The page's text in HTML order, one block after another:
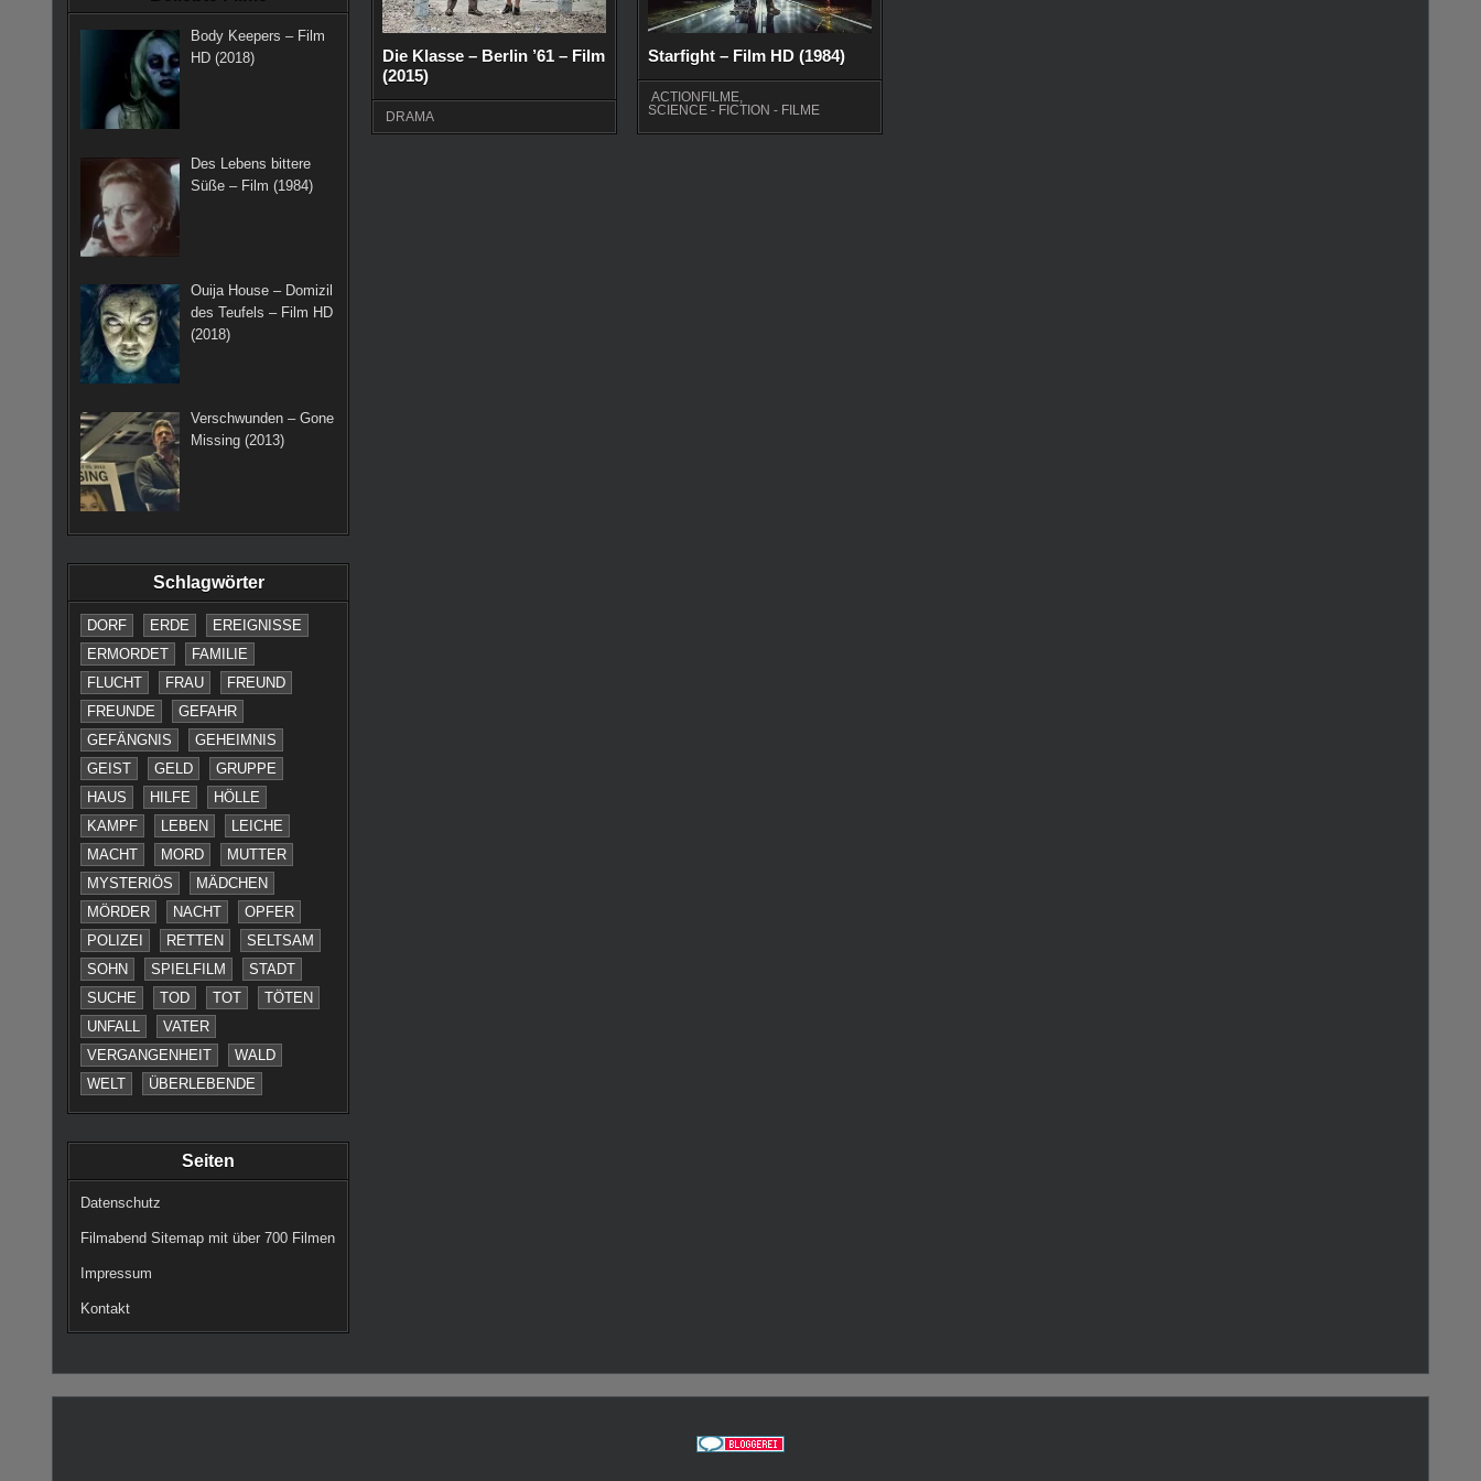
a
m
s
t
Body Keepers – Film
HD (2018)
Des Lebens bittere
Süße – Film (1984)
Ouija House – Domizil
des Teufels – Film HD
(2018)
Verschwunden – Gone
Missing (2013)
Schlagwörter
DORF ERDE
EREIGNISSE
ERMORDET
FAMILIE
FLUCHT
FRAU
FREUND
FREUNDE
GEFAHR
GEFÄNGNIS
GEHEIMNIS
GEIST
GELD
GRUPPE
HAUS
HILFE
HÖLLE
KAMPF
LEBEN
LEICHE
MACHT
MORD
MUTTER
MYSTERIÖS
MÄDCHEN
MÖRDER
NACHT
OPFER
POLIZEI
RETTEN
SELTSAM
SOHN
SPIELFILM
STADT
SUCHE
TOD TOT
TÖTEN
UNFALL
VATER
VERGANGENHEIT
WALD
WELT
ÜBERLEBENDE
Seiten
Datenschutz
Filmabend Sitemap mit über 700 Filmen
Impressum
Kontakt
Die Klasse – Berlin ’61 – Film
(2015)
DRAMA
Starfight – Film HD (1984)
ACTIONFILME
SCIENCE - FICTION - FILME